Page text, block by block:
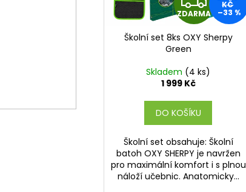
D
A
R
M
A
ZDARMA
KČ
–33 %
Školní set 8ks OXY Sherpy
Green
Skladem (4 ks)
1 999 Kč
DO KOŠÍKU
Školní set obsahuje: Školní
batoh OXY SHERPY je navržen
pro maximální komfort i s plnou
náloží učebnic. Anatomicky...